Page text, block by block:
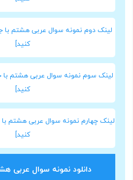
لینک دوم نمونه سوال عربی هشتم با
کنید]
لینک سوم نمونه سوال عربی هشتم
کنید]
لینک چهارم نمونه سوال عربی هشتم
کنید]
دانلود نمونه سوال عربی